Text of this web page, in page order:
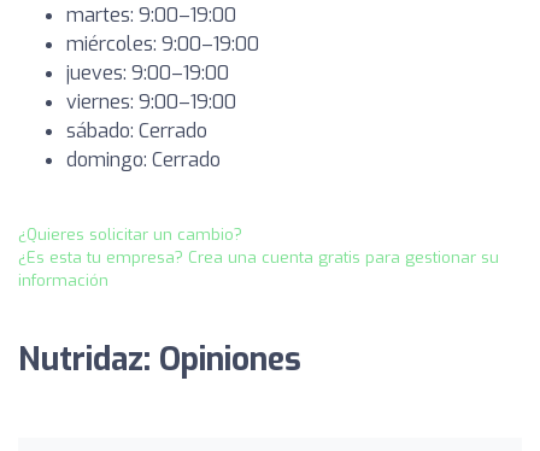
martes: 9:00–19:00
miércoles: 9:00–19:00
jueves: 9:00–19:00
viernes: 9:00–19:00
sábado: Cerrado
domingo: Cerrado
¿Quieres solicitar un cambio?
¿Es esta tu empresa? Crea una cuenta gratis para gestionar su
información
Nutridaz: Opiniones